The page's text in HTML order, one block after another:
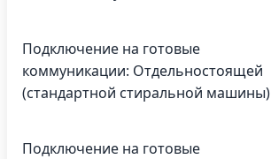
Подключение на готовые
коммуникации: Отдельностоящей
(стандартной стиральной машины)
Подключение на готовые